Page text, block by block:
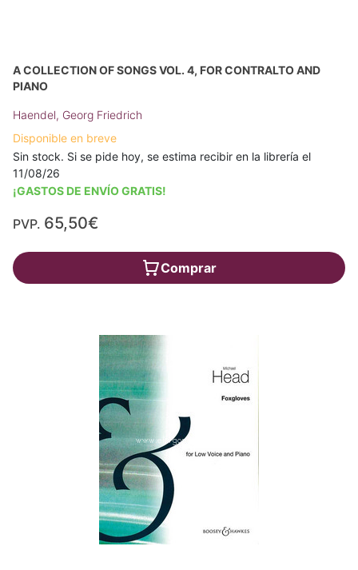
A COLLECTION OF SONGS VOL. 4, FOR CONTRALTO AND
PIANO
Haendel, Georg Friedrich
Disponible en breve
Sin stock. Si se pide hoy, se estima recibir en la librería el
11/08/26
¡GASTOS DE ENVÍO GRATIS!
PVP. 65,50€
Comprar